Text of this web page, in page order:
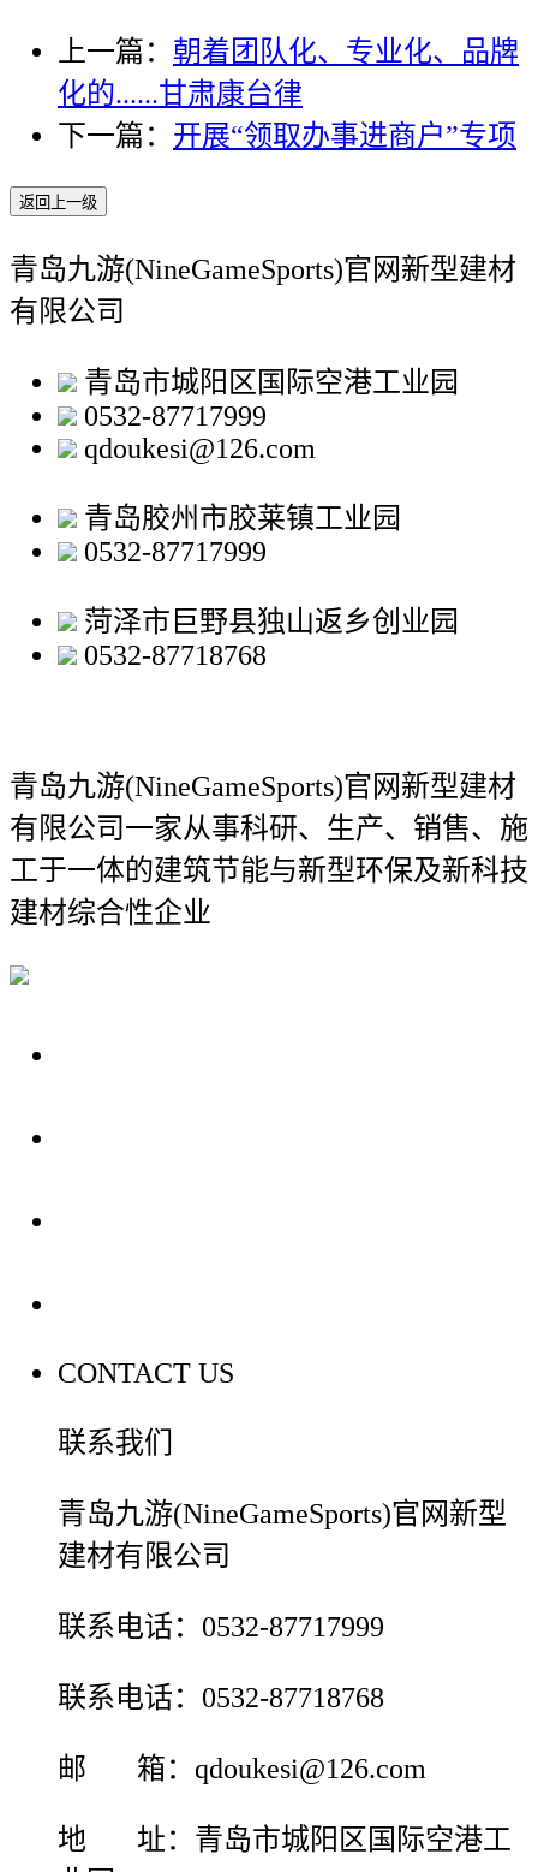
上一篇： 朝着团队化、专业化、品牌
化的......甘肃康台律
下一篇： 开展“领取办事进商户”专项
返回上一级
青岛九游(NineGameSports)官网新型建材
有限公司
青岛市城阳区国际空港工业园
0532-87717999
qdoukesi@126.com
青岛胶州市胶莱镇工业园
0532-87717999
菏泽市巨野县独山返乡创业园
0532-87718768
青岛九游(NineGameSports)官网新型建材
有限公司一家从事科研、生产、销售、施
工于一体的建筑节能与新型环保及新科技
建材综合性企业
CONTACT US
联系我们
青岛九游(NineGameSports)官网新型
建材有限公司
联系电话：0532-87717999
联系电话：0532-87718768
邮 箱：qdoukesi@126.com
地 址：青岛市城阳区国际空港工